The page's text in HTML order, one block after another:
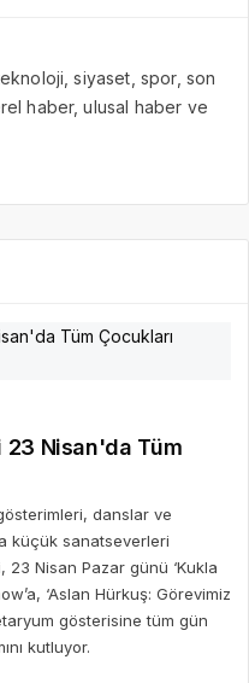
siyaset, spor, son
haber, ulusal haber ve
23 Nisan'da Tüm
danslar ve
küçük sanatseverleri
23 Nisan Pazar günü ‘Kukla
‘Aslan Hürkuş: Görevimiz
gösterisine tüm gün
kutluyor.